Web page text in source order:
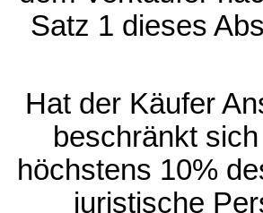
Satz 1 dieses
Hat der Käufer
beschränkt
höchstens 10%
juristische